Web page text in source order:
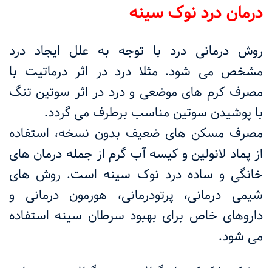
درمان درد نوک سینه
روش درمانی درد با توجه به علل ایجاد درد
مشخص می شود. مثلا درد در اثر درماتیت با
مصرف کرم های موضعی و درد در اثر سوتین تنگ
با پوشیدن سوتین مناسب برطرف می گردد.
مصرف مسکن های ضعیف بدون نسخه، استفاده
از پماد لانولین و کیسه آب گرم از جمله درمان های
خانگی و ساده درد نوک سینه است. روش های
شیمی درمانی، پرتودرمانی، هورمون درمانی و
داروهای خاص برای بهبود سرطان سینه استفاده
می شود.